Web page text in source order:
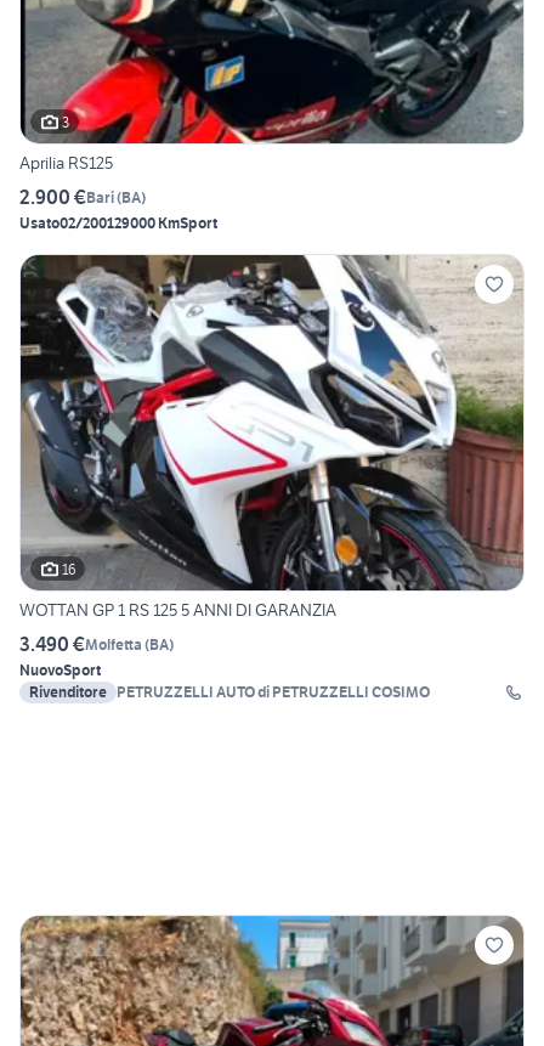
3
Aprilia RS125
2.900 €Bari(BA)
Usato02/200129000 KmSport
16
WOTTAN GP 1 RS 125 5 ANNI DI GARANZIA
3.490 €Molfetta (BA)
NuovoSport
Rivenditore PETRUZZELLI AUTO di PETRUZZELLI COSIMO